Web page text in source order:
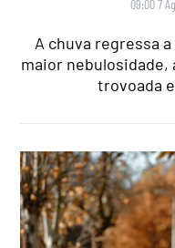
09:00 7
A chuva regressa
maior nebulosidade,
trovoada